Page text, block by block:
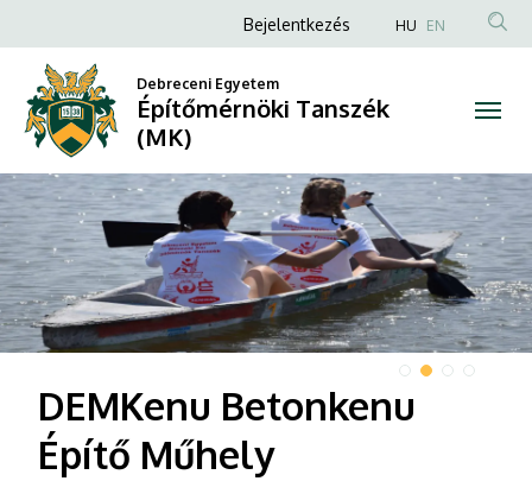
Tanszék
(MK)
Anonim
fiók
menüje
Bejelentkezés HU EN
Debreceni Egyetem
Építőmérnöki Tanszék
(MK)
DIAVETÍTÉS
DEMKenu Betonkenu
Építő Műhely